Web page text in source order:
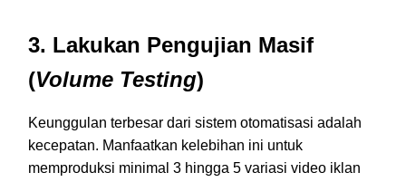
3. Lakukan Pengujian Masif
(Volume Testing)
Keunggulan terbesar dari sistem otomatisasi adalah
kecepatan. Manfaatkan kelebihan ini untuk
memproduksi minimal 3 hingga 5 variasi video iklan